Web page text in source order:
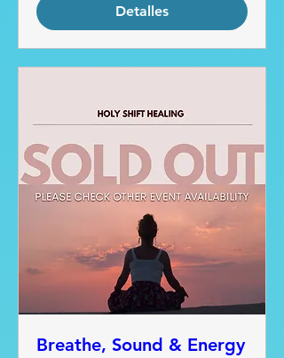
Detalles
Breathe, Sound & Energy